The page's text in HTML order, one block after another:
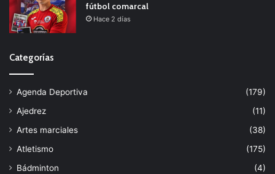
fútbol comarcal
Hace 2 días
Categorías
Agenda Deportiva
(179)
Ajedrez
(11)
Artes marciales
(38)
Atletismo
(175)
Bádminton
(4)